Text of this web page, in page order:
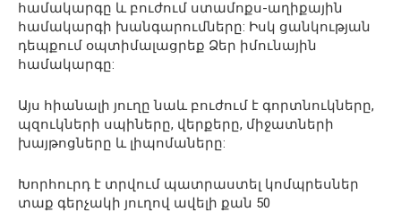
համակարգը և բուժում ստամոքս-աղիքային
համակարգի խանգարումները: Իսկ ցանկության
դեպքում օպտիմալացրեք Ձեր իմունային
համակարգը:
Այս հիանալի յուղը նաև բուժում է գորտնուկները,
պզուկների սպիները, վերքերը, միջատների
խայթոցները և լիպոմաները:
Խորհուրդ է տրվում պատրաստել կոմպրեսներ
տաք գերչակի յուղով ավելի քան 50